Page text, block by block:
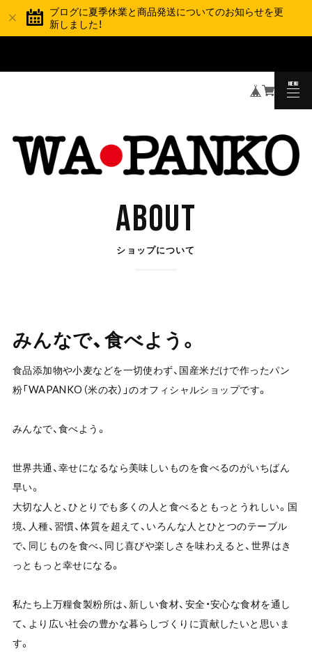
ブログに夏季休業と商品発送についてのお知らせを更
新しました！
MENU
CLOSE
ABOUT
ショップについて
みんなで、食べよう。
食品添加物や小麦などを一切使わず、国産米だけで作ったパン
粉「WAPANKO（米の衣）」のオフィシャルショップです。
みんなで、食べよう。
世界共通、幸せになるなら美味しいものを食べるのがいちばん
早い。
大切な人と、ひとりでも多くの人と食べるともっとうれしい。国
境、人種、習慣、体質を超えて、いろんな人とひとつのテーブル
で、同じものを食べ、同じ喜びや楽しさを味わえると、世界はき
っともっと幸せになる。
私たち上万糧食製粉所は、新しい食材、安全・安心な食材を通し
て、より広い社会の豊かな暮らしづくりに貢献したいと思いま
す。